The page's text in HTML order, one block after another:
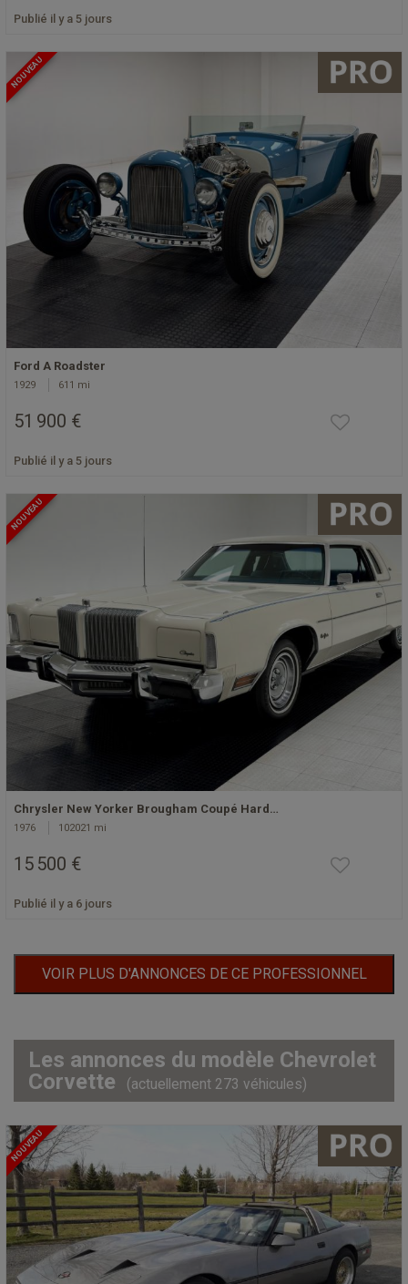
Publié il y a 5 jours
NOUVEAU
Ford A Roadster
1929 611 mi
51 900 €
Publié il y a 5 jours
NOUVEAU
Chrysler New Yorker Brougham Coupé Hard…
1976 102021 mi
15 500 €
Publié il y a 6 jours
VOIR PLUS D'ANNONCES DE CE PROFESSIONNEL
Les annonces du modèle Chevrolet
Corvette
(actuellement 273 véhicules)
NOUVEAU